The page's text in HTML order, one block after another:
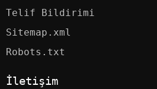
Telif Bildirimi
Sitemap.xml
Robots.txt
İletişim